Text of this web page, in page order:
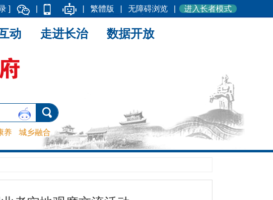
] 繁體版 无障碍浏览 进入长者模式
养 城乡融合
动 走进长治 数据开放